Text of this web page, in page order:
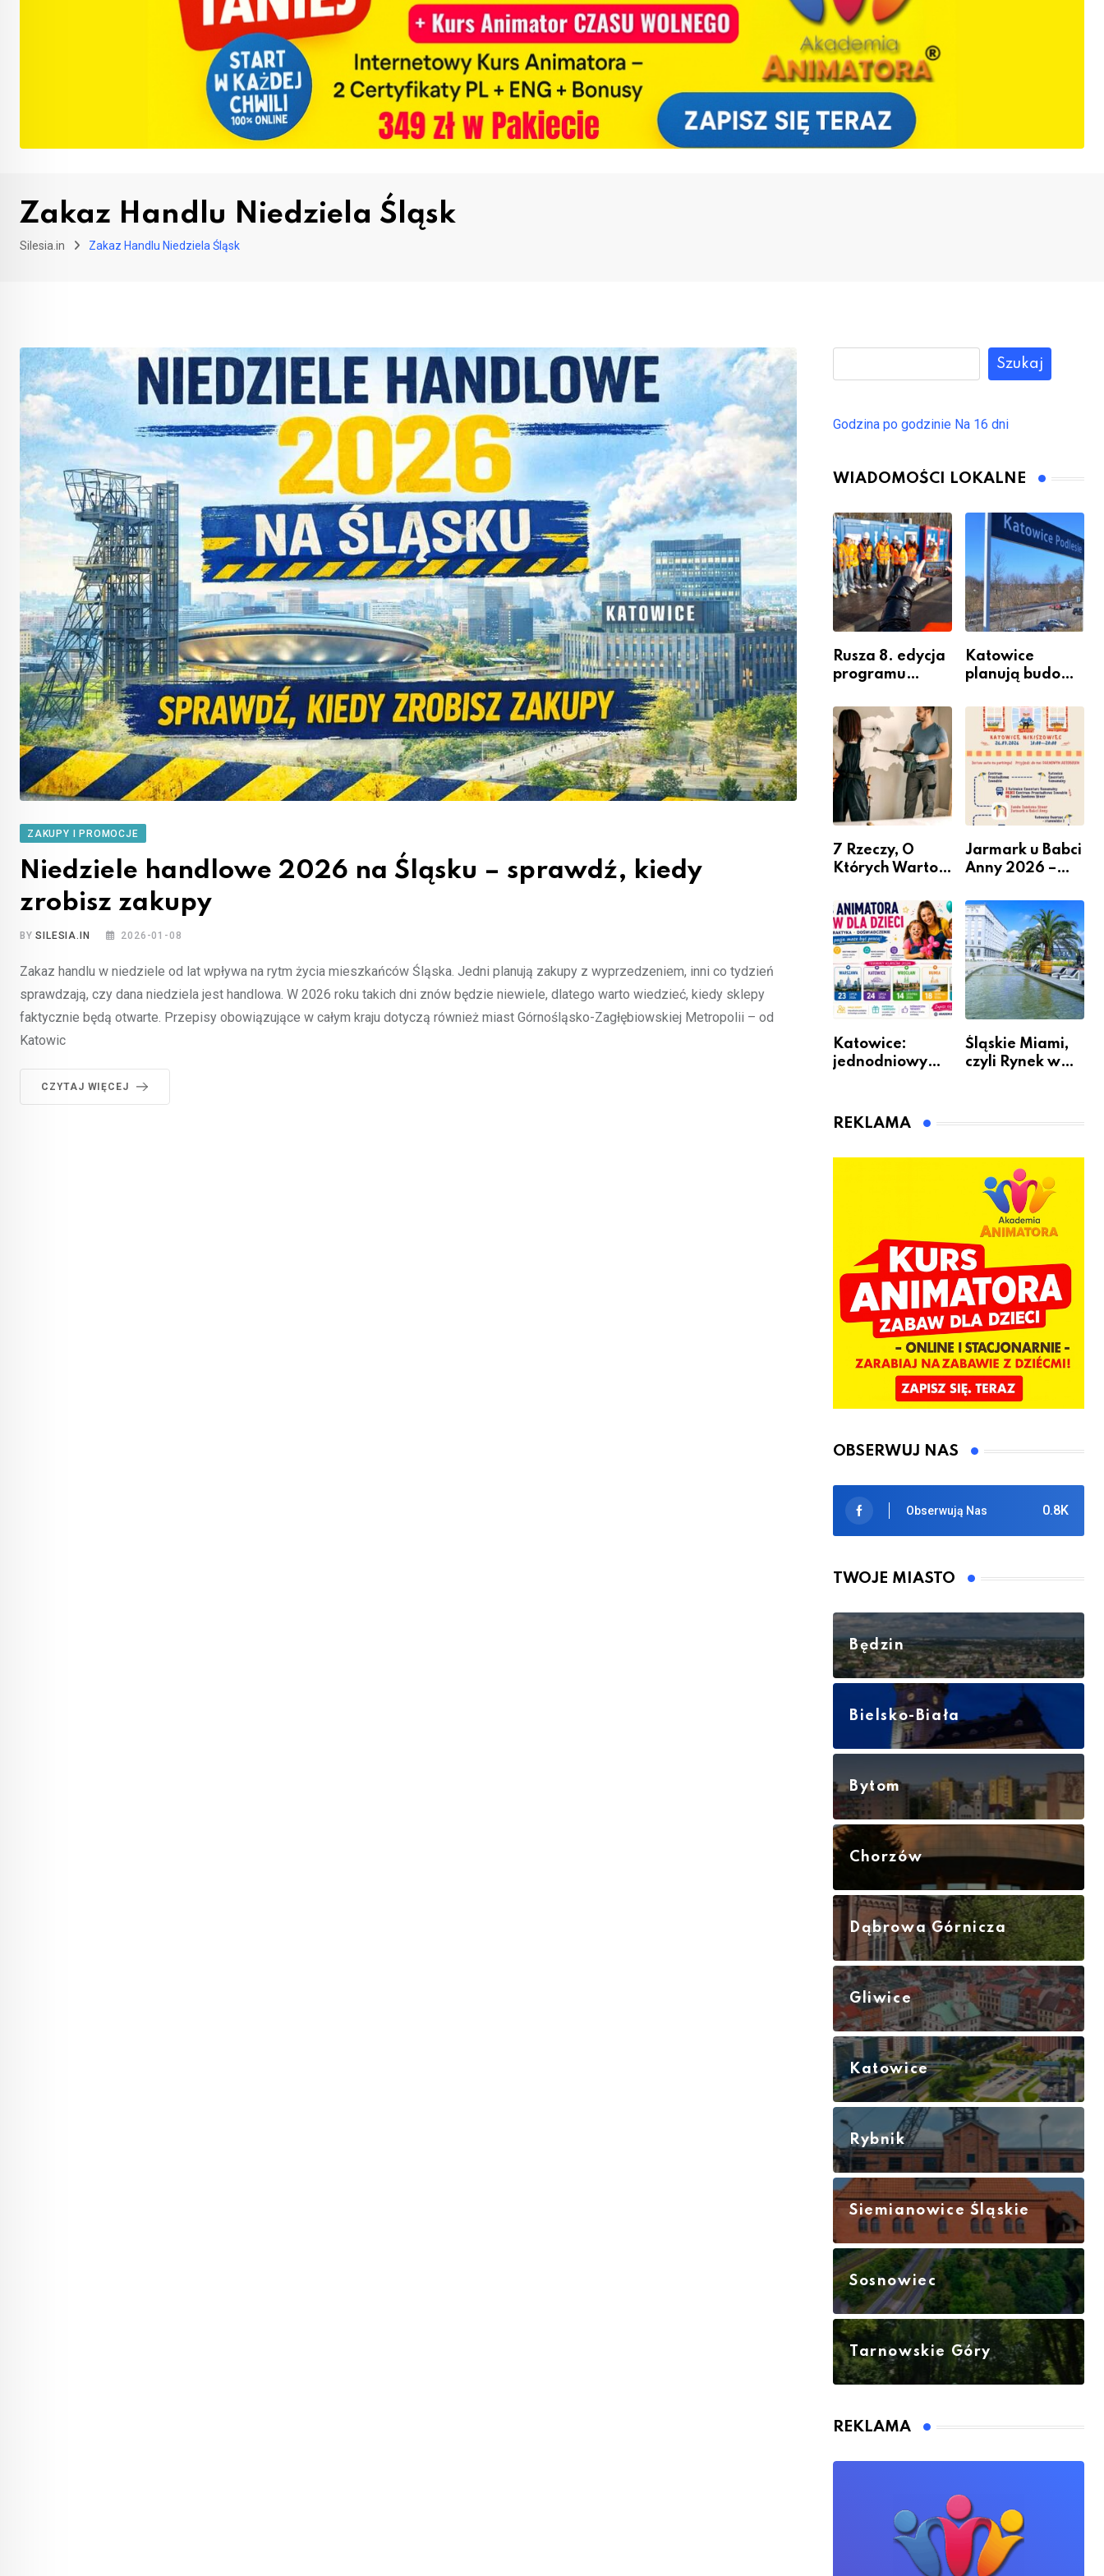
Zakaz Handlu Niedziela Śląsk
Silesia.in Zakaz Handlu Niedziela Śląsk
ZAKUPY I PROMOCJE
Niedziele handlowe 2026 na Śląsku – sprawdź, kiedy
zrobisz zakupy
BYSILESIA.IN 2026-01-08
Zakaz handlu w niedziele od lat wpływa na rytm życia mieszkańców Śląska. Jedni planują zakupy z wyprzedzeniem, inni co tydzień
sprawdzają, czy dana niedziela jest handlowa. W 2026 roku takich dni znów będzie niewiele, dlatego warto wiedzieć, kiedy sklepy
faktycznie będą otwarte. Przepisy obowiązujące w całym kraju dotyczą również miast Górnośląsko-Zagłębiowskiej Metropolii – od
Katowic
CZYTAJ WIĘCEJ
Szukaj
Godzina po godzinie Na 16 dni
WIADOMOŚCI LOKALNE
Rusza 8. edycja
programu
Miastem
Fachowców” –
nabór dla
przedsiębiorców
Katowice
planują budowę
przesiadkoweg
o w Podlesiu
7 Rzeczy, O
Których Warto
Remontem
Mieszkania
Jarmark u Babci
Anny 2026 –
Katowice:
jednodniowy
animatora
Śląskie Miami,
czyli Rynek w
REKLAMA
OBSERWUJ NAS
0.8K
Obserwują Nas
TWOJE MIASTO
Będzin
Bielsko-Biała
Bytom
Chorzów
Dąbrowa Górnicza
Gliwice
Katowice
Rybnik
Siemianowice Śląskie
Sosnowiec
Tarnowskie Góry
REKLAMA